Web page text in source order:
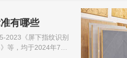
有哪些
2023《屏下指纹识别
等，均于2024年7月1